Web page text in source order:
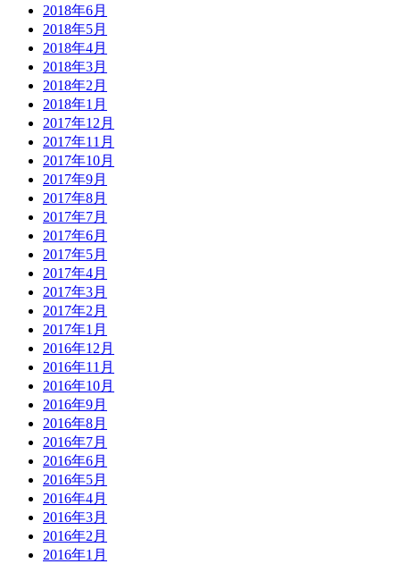
2018年6月
2018年5月
2018年4月
2018年3月
2018年2月
2018年1月
2017年12月
2017年11月
2017年10月
2017年9月
2017年8月
2017年7月
2017年6月
2017年5月
2017年4月
2017年3月
2017年2月
2017年1月
2016年12月
2016年11月
2016年10月
2016年9月
2016年8月
2016年7月
2016年6月
2016年5月
2016年4月
2016年3月
2016年2月
2016年1月